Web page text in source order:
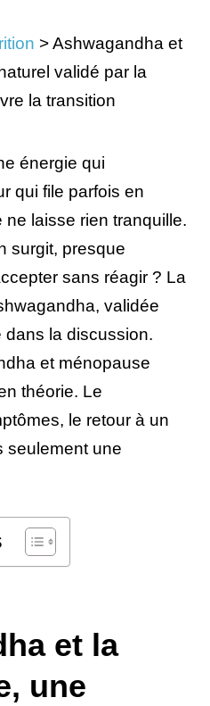
>Ashwagandha et
validé par la
la transition
énergie qui
qui file parfois en
laisse rien tranquille.
surgit, presque
sans réagir ? La
validée
dans la discussion.
et ménopause
théorie. Le
le retour à un
seulement une
et la
une